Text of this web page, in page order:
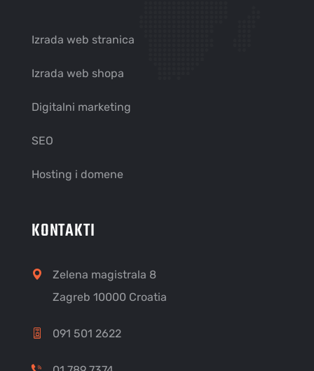
Izrada web stranica
Izrada web shopa
Digitalni marketing
SEO
Hosting i domene
KONTAKTI
Zelena magistrala 8
Zagreb 10000 Croatia
091 501 2622